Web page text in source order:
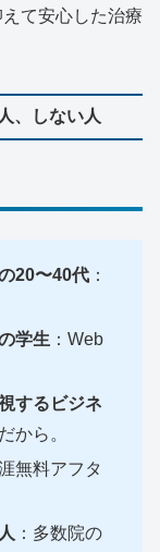
て安心した治療
、しない人
20〜40代 ：
学生 ：Web
するビジネ
から。
無料アフタ
：多数院の